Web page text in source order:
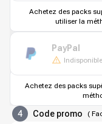
Achetez des packs
utiliser la
PayPal
Achetez des packs
4 Code promo (